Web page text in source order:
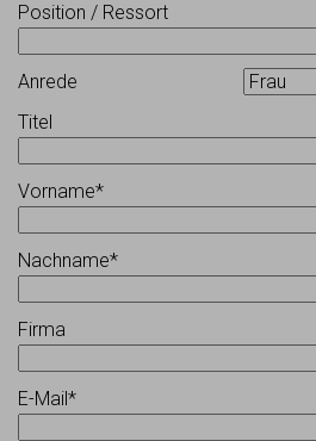
Position / Ressort
Anrede
Titel
Vorname*
Nachname*
Firma
E-Mail*